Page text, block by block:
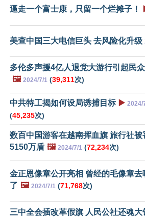
逼走一个富士康，只留一个烂摊子！
美查中国三大电信巨头 去风险化升级
多伦多声援4亿人退党大游行引起民
🖼️ 2024/7/1 (39,311次)
中共特工揭如何设局诱捕目标 ▶️ 2024/
(45,235次)
数百中国游客在越南挥血旗 旅行社被
5150万盾 🖼️ 2024/7/1 (72,234次)
金正恩像章公开亮相 曾经的毛像章去
了 🖼️ 2024/7/1 (71,768次)
三中全会插改革假旗 人民公社还魂大